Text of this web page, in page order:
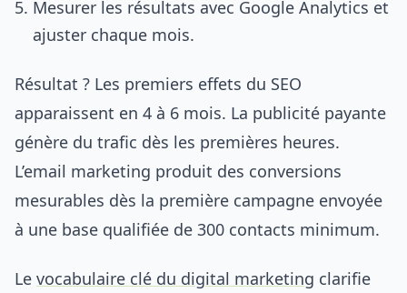
Mesurer les résultats avec Google Analytics et
ajuster chaque mois.
Résultat ? Les premiers effets du SEO
apparaissent en 4 à 6 mois. La publicité payante
génère du trafic dès les premières heures.
L’email marketing produit des conversions
mesurables dès la première campagne envoyée
à une base qualifiée de 300 contacts minimum.
Le vocabulaire clé du digital marketing clarifie